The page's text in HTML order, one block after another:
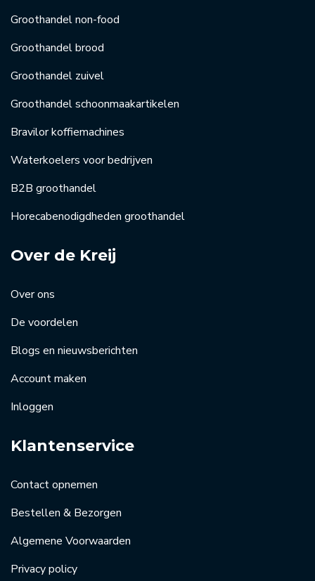
Groothandel non-food
Groothandel brood
Groothandel zuivel
Groothandel schoonmaakartikelen
Bravilor koffiemachines
Waterkoelers voor bedrijven
B2B groothandel
Horecabenodigdheden groothandel
Over de Kreij
Over ons
De voordelen
Blogs en nieuwsberichten
Account maken
Inloggen
Klantenservice
Contact opnemen
Bestellen & Bezorgen
Algemene Voorwaarden
Privacy policy